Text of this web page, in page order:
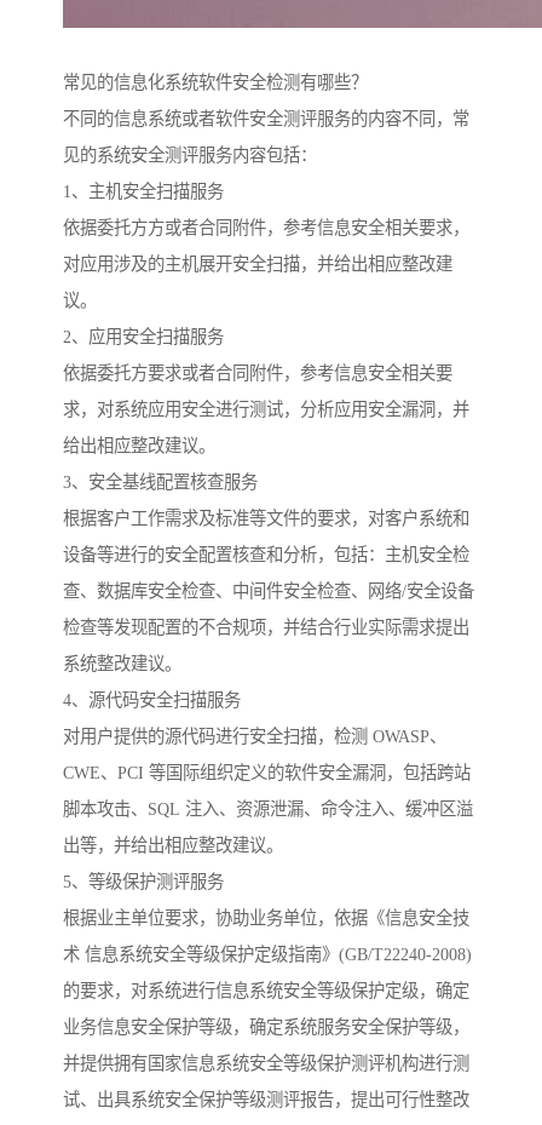
常见的信息化系统软件安全检测有哪些？
不同的信息系统或者软件安全测评服务的内容不同，常
见的系统安全测评服务内容包括：
1、主机安全扫描服务
依据委托方方或者合同附件，参考信息安全相关要求，
对应用涉及的主机展开安全扫描，并给出相应整改建
议。
2、应用安全扫描服务
依据委托方要求或者合同附件，参考信息安全相关要
求，对系统应用安全进行测试，分析应用安全漏洞，并
给出相应整改建议。
3、安全基线配置核查服务
根据客户工作需求及标准等文件的要求，对客户系统和
设备等进行的安全配置核查和分析，包括：主机安全检
查、数据库安全检查、中间件安全检查、网络/安全设备
检查等发现配置的不合规项，并结合行业实际需求提出
系统整改建议。
4、源代码安全扫描服务
对用户提供的源代码进行安全扫描，检测 OWASP、
CWE、PCI 等国际组织定义的软件安全漏洞，包括跨站
脚本攻击、SQL 注入、资源泄漏、命令注入、缓冲区溢
出等，并给出相应整改建议。
5、等级保护测评服务
根据业主单位要求，协助业务单位，依据《信息安全技
术 信息系统安全等级保护定级指南》(GB/T22240-2008)
的要求，对系统进行信息系统安全等级保护定级，确定
业务信息安全保护等级，确定系统服务安全保护等级，
并提供拥有国家信息系统安全等级保护测评机构进行测
试、出具系统安全保护等级测评报告，提出可行性整改